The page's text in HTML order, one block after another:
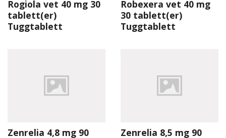
Rogiola vet 40 mg 30
tablett(er)
Tuggtablett
Robexera vet 40 mg
30 tablett(er)
Tuggtablett
Zenrelia 4,8 mg 90
Zenrelia 8,5 mg 90